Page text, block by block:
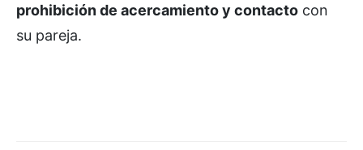
prohibición de acercamiento y contacto con
su pareja.